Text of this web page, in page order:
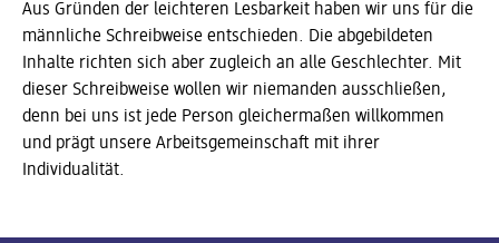
Aus Gründen der leichteren Lesbarkeit haben wir uns für die
männliche Schreibweise entschieden. Die abgebildeten
Inhalte richten sich aber zugleich an alle Geschlechter. Mit
dieser Schreibweise wollen wir niemanden ausschließen,
denn bei uns ist jede Person gleichermaßen willkommen
und prägt unsere Arbeitsgemeinschaft mit ihrer
Individualität.